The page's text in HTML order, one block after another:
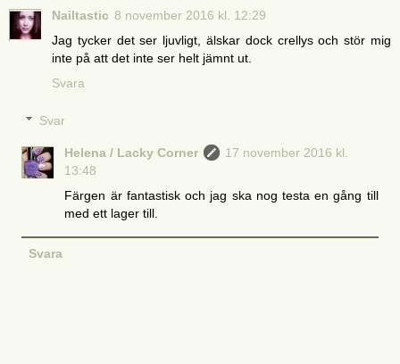
Nailtastic 8 november 2016 kl. 12:29
Jag tycker det ser ljuvligt, älskar dock crellys och stör mig
inte på att det inte ser helt jämnt ut.
Svara
Svar
Helena / Lacky Corner
17 november 2016 kl.
13:48
Färgen är fantastisk och jag ska nog testa en gång till
med ett lager till.
Svara